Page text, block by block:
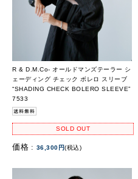
R & D.M.Co- オールドマンズテーラー シ
ェーディング チェック ボレロ スリーブ
“SHADING CHECK BOLERO SLEEVE”
7533
SOLD OUT
価格 : 36,300円(税込)